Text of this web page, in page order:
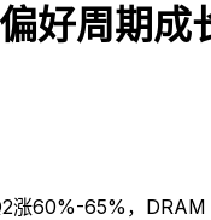
好周期成
涨60%-65%，